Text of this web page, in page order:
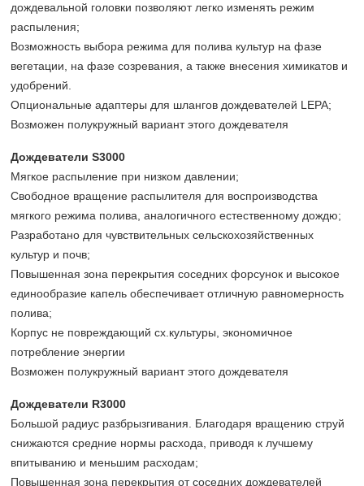
дождевальной головки позволяют легко изменять режим
распыления;
Возможность выбора режима для полива культур на фазе
вегетации, на фазе созревания, а также внесения химикатов и
удобрений.
Опциональные адаптеры для шлангов дождевателей LEPA;
Возможен полукружный вариант этого дождевателя
Дождеватели S3000
Мягкое распыление при низком давлении;
Свободное вращение распылителя для воспроизводства
мягкого режима полива, аналогичного естественному дождю;
Разработано для чувствительных сельскохозяйственных
культур и почв;
Повышенная зона перекрытия соседних форсунок и высокое
единообразие капель обеспечивает отличную равномерность
полива;
Корпус не повреждающий сх.культуры, экономичное
потребление энергии
Возможен полукружный вариант этого дождевателя
Дождеватели R3000
Большой радиус разбрызгивания. Благодаря вращению струй
снижаются средние нормы расхода, приводя к лучшему
впитыванию и меньшим расходам;
Повышенная зона перекрытия от соседних дождевателей